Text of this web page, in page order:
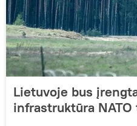
Lietuvoje bus
infrastruktūra